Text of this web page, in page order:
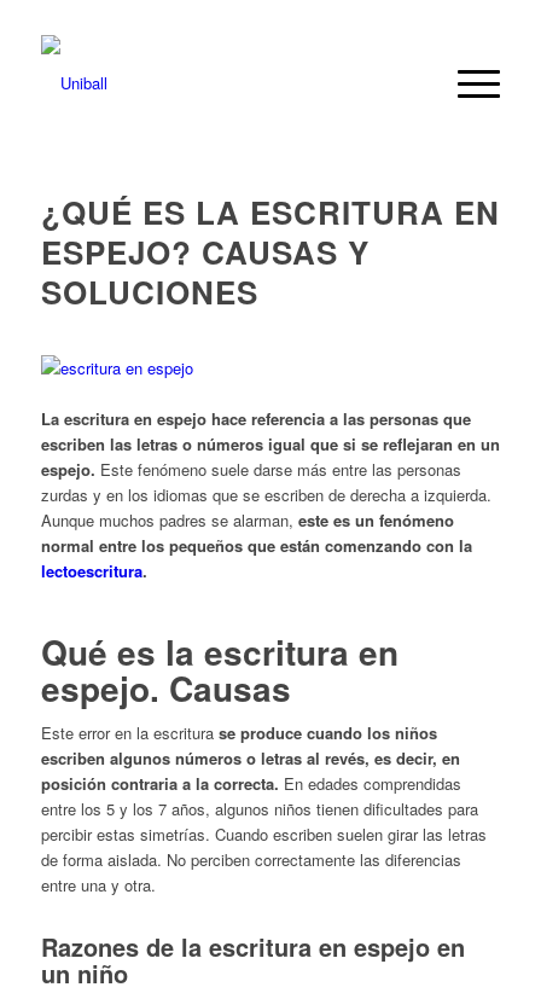
¿QUÉ ES LA ESCRITURA EN
ESPEJO? CAUSAS Y
SOLUCIONES
La escritura en espejo hace referencia a las personas que
escriben las letras o números igual que si se reflejaran en un
espejo. Este fenómeno suele darse más entre las personas
zurdas y en los idiomas que se escriben de derecha a izquierda.
Aunque muchos padres se alarman, este es un fenómeno
normal entre los pequeños que están comenzando con la
lectoescritura.
Qué es la escritura en
espejo. Causas
Este error en la escritura se produce cuando los niños
escriben algunos números o letras al revés, es decir, en
posición contraria a la correcta. En edades comprendidas
entre los 5 y los 7 años, algunos niños tienen dificultades para
percibir estas simetrías. Cuando escriben suelen girar las letras
de forma aislada. No perciben correctamente las diferencias
entre una y otra.
Razones de la escritura en espejo en
un niño